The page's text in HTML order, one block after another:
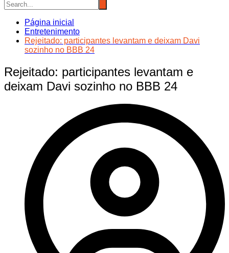
Página inicial
Entretenimento
Rejeitado: participantes levantam e deixam Davi
sozinho no BBB 24
Rejeitado: participantes levantam e
deixam Davi sozinho no BBB 24